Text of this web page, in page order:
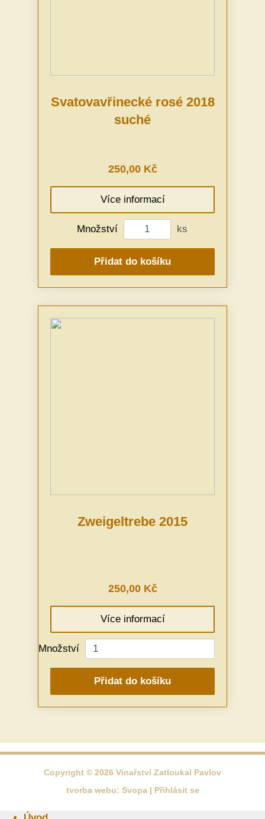
Svatovavřinecké rosé 2018
suché
250,00 Kč
Více informací
Množství ks
Přidat do košíku
Zweigeltrebe 2015
250,00 Kč
Více informací
Množství
Přidat do košíku
Copyright © 2026 Vinařství Zatloukal Pavlov
tvorba webu: Svopa| Přihlásit se